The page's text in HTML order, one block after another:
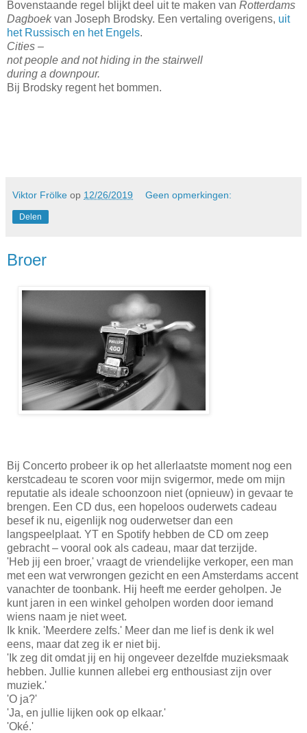
Bovenstaande regel blijkt deel uit te maken van Rotterdams
Dagboekvan Joseph Brodsky. Een vertaling overigens, uit
het Russisch en het Engels.
Cities –
not people and not hiding in the stairwell
during a downpour.
Bij Brodsky regent het bommen.
Viktor Frölke op 12/26/2019 Geen opmerkingen:
Delen
Broer
Bij Concerto probeer ik op het allerlaatste moment nog een
kerstcadeau te scoren voor mijn svigermor, mede om mijn
reputatie als ideale schoonzoon niet (opnieuw) in gevaar te
brengen. Een CD dus, een hopeloos ouderwets cadeau
besef ik nu, eigenlijk nog ouderwetser dan een
langspeelplaat. YT en Spotify hebben de CD om zeep
gebracht – vooral ook als cadeau, maar dat terzijde.
'Heb jij een broer,' vraagt de vriendelijke verkoper, een man
met een wat verwrongen gezicht en een Amsterdams accent
vanachter de toonbank. Hij heeft me eerder geholpen. Je
kunt jaren in een winkel geholpen worden door iemand
wiens naam je niet weet.
Ik knik. 'Meerdere zelfs.' Meer dan me lief is denk ik wel
eens, maar dat zeg ik er niet bij.
'Ik zeg dit omdat jij en hij ongeveer dezelfde muzieksmaak
hebben. Jullie kunnen allebei erg enthousiast zijn over
muziek.'
'O ja?'
'Ja, en jullie lijken ook op elkaar.'
'Oké.'